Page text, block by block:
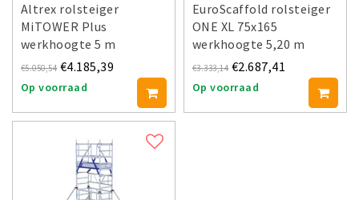
Altrex rolsteiger
MiTOWER Plus
werkhoogte 5 m
€5.050,54 €4.185,39
Op voorraad
EuroScaffold rolsteiger
ONE XL 75x165
werkhoogte 5,20 m
€3.333,14 €2.687,41
Op voorraad